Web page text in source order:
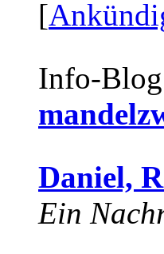
[
Info-
Daniel,
Ein